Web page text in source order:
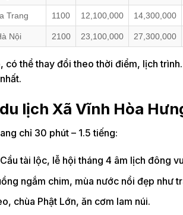
Trang 1100 12,100,000 14,300,000
Nội 2100 23,100,000 27,300,000
có thể thay đổi theo thời điểm, lịch
lịch Xã Vĩnh Hòa
chỉ 30 phút – 1.5 tiếng:
tài lộc, lễ hội tháng 4 âm lịch đông
ngắm chim, mùa nước nổi đẹp như
chùa Phật Lớn, ăn cơm lam núi.